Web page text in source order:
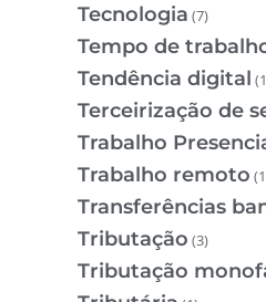
Tecnologia (7)
Tempo de
Tendência digital
Terceirização de
Trabalho
Trabalho remoto
Transferências
Tributação (3)
Tributação